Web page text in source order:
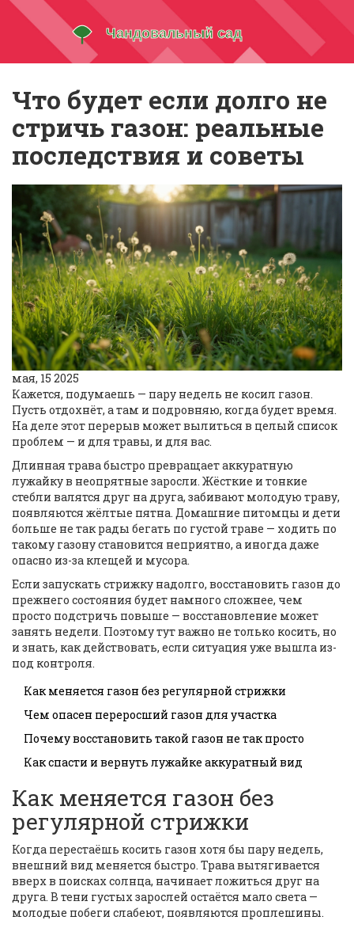
Что будет если долго не
стричь газон: реальные
последствия и советы
мая, 15 2025
Кажется, подумаешь — пару недель не косил газон.
Пусть отдохнёт, а там и подровняю, когда будет время.
На деле этот перерыв может вылиться в целый список
проблем — и для травы, и для вас.
Длинная трава быстро превращает аккуратную
лужайку в неопрятные заросли. Жёсткие и тонкие
стебли валятся друг на друга, забивают молодую траву,
появляются жёлтые пятна. Домашние питомцы и дети
больше не так рады бегать по густой траве — ходить по
такому газону становится неприятно, а иногда даже
опасно из-за клещей и мусора.
Если запускать стрижку надолго, восстановить газон до
прежнего состояния будет намного сложнее, чем
просто подстричь повыше — восстановление может
занять недели. Поэтому тут важно не только косить, но
и знать, как действовать, если ситуация уже вышла из-
под контроля.
Как меняется газон без регулярной стрижки
Чем опасен переросший газон для участка
Почему восстановить такой газон не так просто
Как спасти и вернуть лужайке аккуратный вид
Как меняется газон без
регулярной стрижки
Когда перестаёшь косить газон хотя бы пару недель,
внешний вид меняется быстро. Трава вытягивается
вверх в поисках солнца, начинает ложиться друг на
друга. В тени густых зарослей остаётся мало света —
молодые побеги слабеют, появляются проплешины.